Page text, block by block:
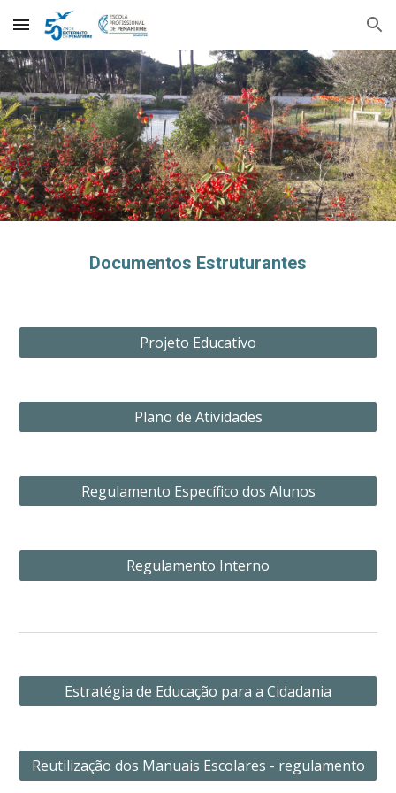
Skip to main content Skip to navigation
Documentos Estruturantes
Projeto Educativo
Plano de Atividades
Regulamento Específico dos Alunos
Regulamento Interno
Estratégia de Educação para a Cidadania
Reutilização dos Manuais Escolares - regulamento